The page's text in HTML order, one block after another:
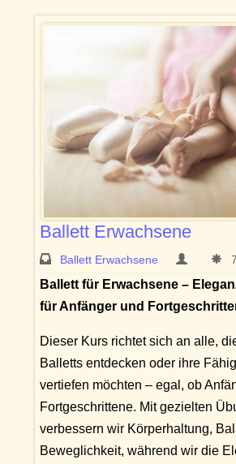
Ballett Erwachsene
Ballett Erwachsene
Ballett für Erwachsene –
für Anfänger und
Dieser Kurs richtet sich an alle,
Balletts entdecken oder ihre
vertiefen möchten – egal, ob
Fortgeschrittene. Mit gezielten
verbessern wir Körperhaltung,
Beweglichkeit, während wir die